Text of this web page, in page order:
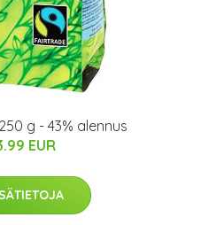
g - 43% alennus
EUR